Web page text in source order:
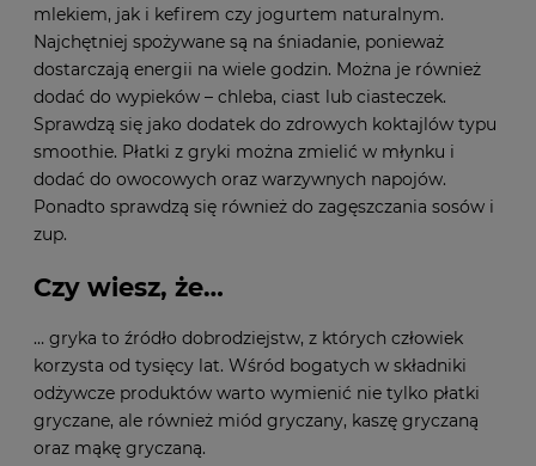
mlekiem, jak i kefirem czy jogurtem naturalnym.
Najchętniej spożywane są na śniadanie, ponieważ
dostarczają energii na wiele godzin. Można je również
dodać do wypieków – chleba, ciast lub ciasteczek.
Sprawdzą się jako dodatek do zdrowych koktajlów typu
smoothie. Płatki z gryki można zmielić w młynku i
dodać do owocowych oraz warzywnych napojów.
Ponadto sprawdzą się również do zagęszczania sosów i
zup.
Czy wiesz, że…
… gryka to źródło dobrodziejstw, z których człowiek
korzysta od tysięcy lat. Wśród bogatych w składniki
odżywcze produktów warto wymienić nie tylko płatki
gryczane, ale również miód gryczany, kaszę gryczaną
oraz mąkę gryczaną.